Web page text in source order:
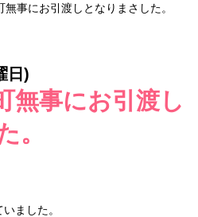
事にお引渡しとなりまさした。
日)
無事にお引渡し
。
ました。